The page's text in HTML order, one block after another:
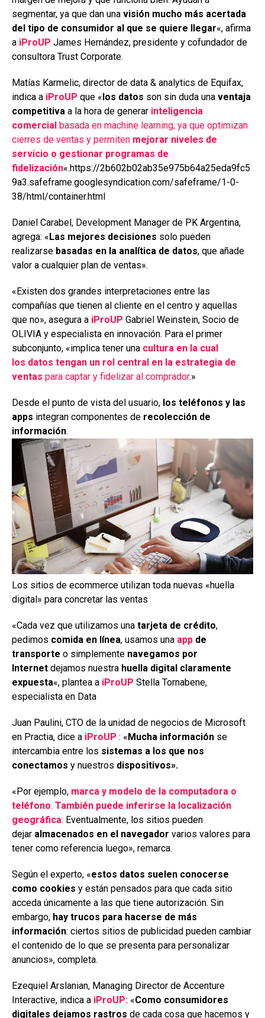
segmentar, ya que dan una visión mucho más acertada
del tipo de consumidor al que se quiere llegar«, afirma
a iProUP James Hernández, presidente y cofundador de
consultora Trust Corporate.
Matías Karmelic, director de data & analytics de Equifax,
indica a iProUP que «los datos son sin duda una ventaja
competitiva a la hora de generar inteligencia
comercial basada en machine learning, ya que optimizan
cierres de ventas y permiten mejorar niveles de
servicio o gestionar programas de
fidelización«.https://2b602b02ab35e975b64a25eda9fc5
9a3.safeframe.googlesyndication.com/safeframe/1-0-
38/html/container.html
Daniel Carabel, Development Manager de PK Argentina,
agrega: «Las mejores decisiones solo pueden
realizarse basadas en la analítica de datos, que añade
valor a cualquier plan de ventas».
«Existen dos grandes interpretaciones entre las
compañías que tienen al cliente en el centro y aquellas
que no», asegura a iProUP Gabriel Weinstein, Socio de
OLIVIA y especialista en innovación. Para el primer
subconjunto, «implica tener una cultura en la cual
los datos tengan un rol central en la estrategia de
ventas para captar y fidelizar al comprador.»
Desde el punto de vista del usuario, los teléfonos y las
apps integran componentes de recolección de
información.
Los sitios de ecommerce utilizan toda nuevas «huella
digital» para concretar las ventas
«Cada vez que utilizamos una tarjeta de crédito,
pedimos comida en línea, usamos una app de
transporte o simplemente navegamos por
Internet dejamos nuestra huella digital claramente
expuesta«, plantea a iProUP Stella Tornabene,
especialista en Data
Juan Paulini, CTO de la unidad de negocios de Microsoft
en Practia, dice a iProUP : « Mucha información se
intercambia entre los sistemas a los que nos
conectamos y nuestros dispositivos».
«Por ejemplo, marca y modelo de la computadora o
teléfono. También puede inferirse la localización
geográfica. Eventualmente, los sitios pueden
dejar almacenados en el navegador varios valores para
tener como referencia luego», remarca.
Según el experto, «estos datos suelen conocerse
como cookies y están pensados para que cada sitio
acceda únicamente a las que tiene autorización. Sin
embargo, hay trucos para hacerse de más
información: ciertos sitios de publicidad pueden cambiar
el contenido de lo que se presenta para personalizar
anuncios», completa.
Ezequiel Arslanian, Managing Director de Accenture
Interactive, indica a iProUP: «Como consumidores
digitales dejamos rastros de cada cosa que hacemos y